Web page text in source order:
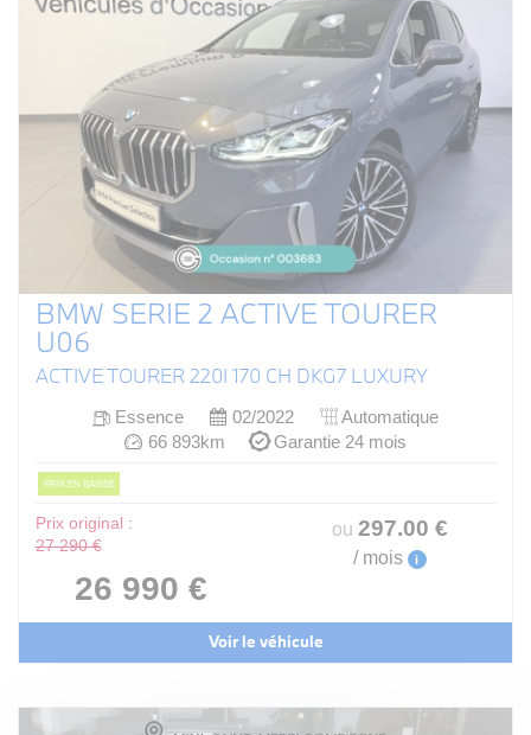
BMW SERIE 2 ACTIVE TOURER
U06
ACTIVE TOURER 220I 170 CH DKG7 LUXURY
Essence 02/2022
Automatique
66 893km
Garantie 24 mois
PRIX EN BAISSE
Prix original :
27 290 €
26 990 €
ou 297.00 €
/ mois i
Voir le véhicule